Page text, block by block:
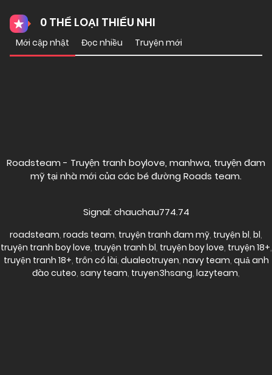
0 THỂ LOẠI THIẾU NHI
Mới cập nhật Đọc nhiều Truyện mới
Roadsteam - Truyện tranh boylove, manhwa, truyện đam
mỹ tại nhà mới của các bé đường Roads team.
Signal: chauchau774.74
roadsteam, roads team, truyện tranh đam mỹ, truyện bl, bl,
truyện tranh boy love, truyện tranh bl, truyện boy love, truyện 18+,
truyện tranh 18+, trôn có lài, dualeotruyen, navy team, quả anh
đào cuteo, sany team, truyen3hsang, lazyteam,